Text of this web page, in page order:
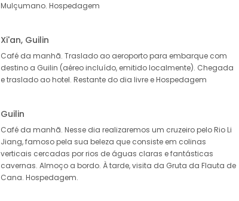
Mulçumano. Hospedagem
Xi'an, Guilin
Café da manhã. Traslado ao aeroporto para embarque com
destino a Guilin (aéreo incluído, emitido localmente). Chegada
e traslado ao hotel. Restante do dia livre e Hospedagem
Guilin
Café da manhã. Nesse dia realizaremos um cruzeiro pelo Rio Li
Jiang, famoso pela sua beleza que consiste em colinas
verticais cercadas por rios de águas claras e fantásticas
cavernas. Almoço a bordo. À tarde, visita da Gruta da Flauta de
Cana. Hospedagem.